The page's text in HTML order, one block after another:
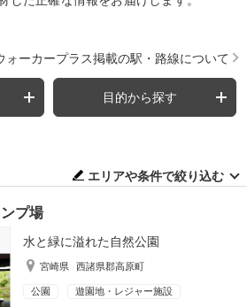
ォーカープラス掲載の駅・路線について
目的から探す
エリアや条件で絞り込む
プ場
水と緑に溢れた自然公園
宮崎県 西諸県郡高原町
公園 遊園地・レジャー施設